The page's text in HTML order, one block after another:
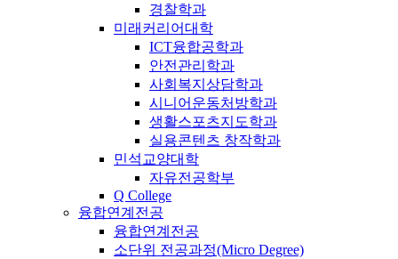
경찰학과
미래커리어대학
ICT융합공학과
안전관리학과
사회복지상담학과
시니어운동처방학과
생활스포츠지도학과
실용콘텐츠 창작학과
민석교양대학
자유전공학부
Q College
융합연계전공
융합연계전공
소단위 전공과정(Micro Degree)